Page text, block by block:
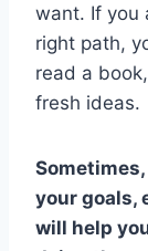
want. If you
right path,
read a
fresh ideas.
your goals,
will help